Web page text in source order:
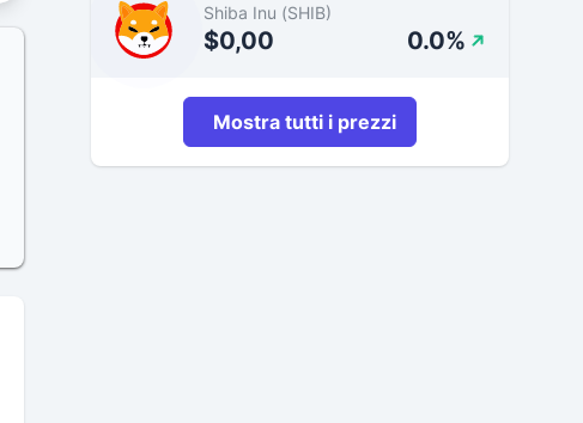
Shiba Inu (SHIB)
$0,00 0.0%
Mostra tutti i prezzi